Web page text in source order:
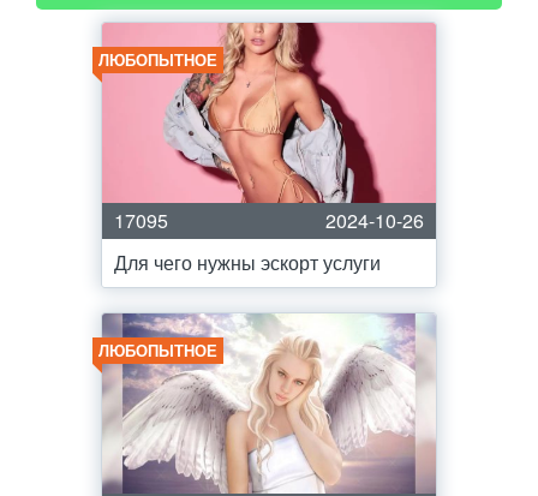
ЛЮБОПЫТНОЕ
17095
2024-10-26
Для чего нужны эскорт услуги
ЛЮБОПЫТНОЕ